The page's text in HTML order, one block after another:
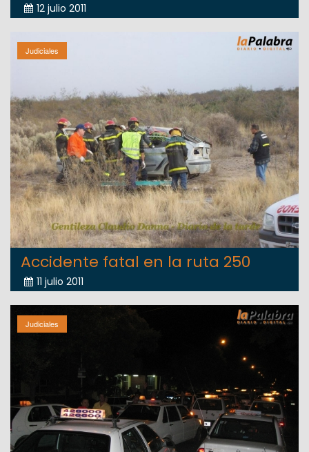
12 julio 2011
Judiciales
Accidente fatal en la ruta 250
11 julio 2011
Judiciales